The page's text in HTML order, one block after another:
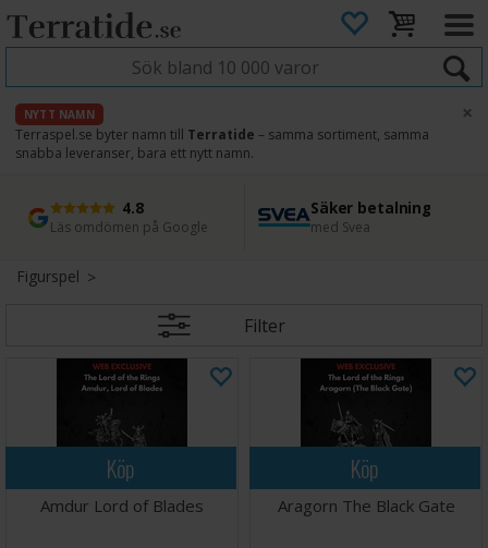
NYTT NAMN
Terraspel.se byter namn till Terratide – samma sortiment, samma
snabba leveranser, bara ett nytt namn.
×
4.8
Läs omdömen på Google
Säker betalning
med Svea
Snabb leverans
Direkt från lager
45 dagars ångerrätt
Enkel retur
Figurspel
Filter
Köp
Amdur Lord of Blades
Köp
Aragorn The Black Gate